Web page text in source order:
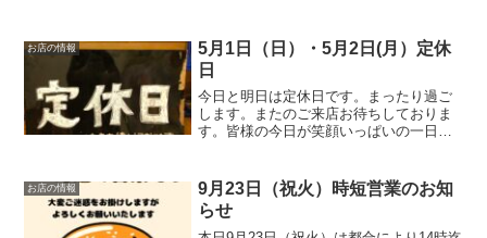
になりますように😊いってらっしゃい。
お店の情報
5月1日（日）・5月2日(月）定休
日
今日と明日は定休日です。まったり過ご
します。またのご来店お待ちしておりま
す。皆様の今日が笑顔いっぱいの一日に
お店の情報
9月23日（祝火）時短営業のお知
らせ